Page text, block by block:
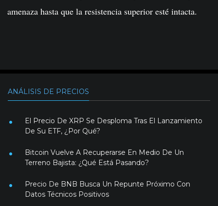
amenaza hasta que la resistencia superior esté intacta.
ANÁLISIS DE PRECIOS
El Precio De XRP Se Desploma Tras El Lanzamiento
De Su ETF, ¿Por Qué?
Bitcoin Vuelve A Recuperarse En Medio De Un
Terreno Bajista: ¿Qué Está Pasando?
Precio De BNB Busca Un Repunte Próximo Con
Datos Técnicos Positivos